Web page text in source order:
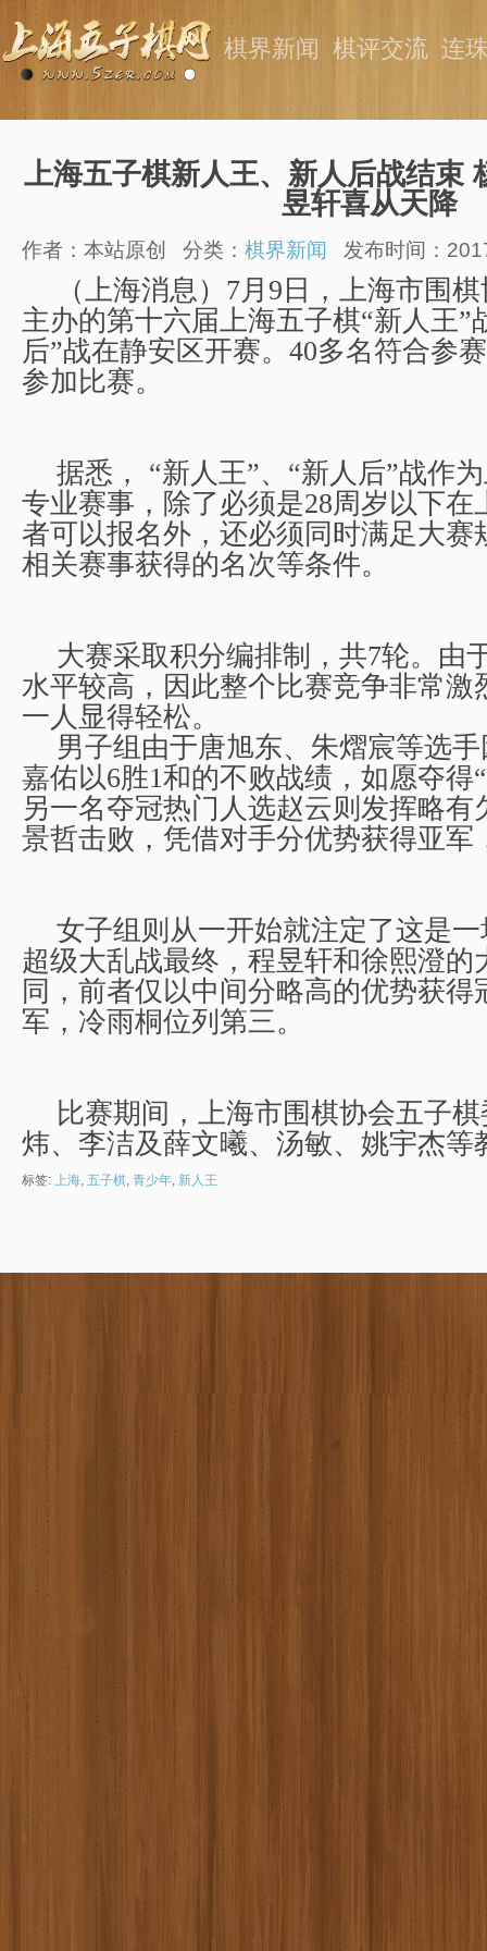
棋界新闻 棋评交流 连
上海五子棋新人王、新人后战结束
昱轩喜从天降
作者：本站原创 分类： 棋界新闻 发布时间：
（上海消息） 7月 9 日，上海市围
主办的第十六届上海五子棋“新人王”
后”战在静安区开赛。 40多名符合参
参加比赛。
据悉，
“新人王”、“新人后”战作
专业赛事，除了必须是28周岁以下在
者可以报名外，还必须同时满足大赛
相关赛事获得的名次等条件。
大赛采取积分编排制，共7轮。由
水平较高，因此整个比赛竞争非常激
一人显得轻松。
男子组由于唐旭东、朱熠宸等选
嘉佑以6胜1和的不败战绩，如愿夺得
另一名夺冠热门人选赵云则发挥略有
景哲击败，凭借对手分优势获得亚军
女子组则从一开始就注定了这是
超级大乱战最终，程昱轩和徐熙澄的
同，前者仅以中间分略高的优势获得
军，冷雨桐位列第三。
比赛期间，上海市围棋协会五子
炜、李洁及薛文曦、汤敏、姚宇杰等
标签: 上海, 五子棋, 青少年, 新人王